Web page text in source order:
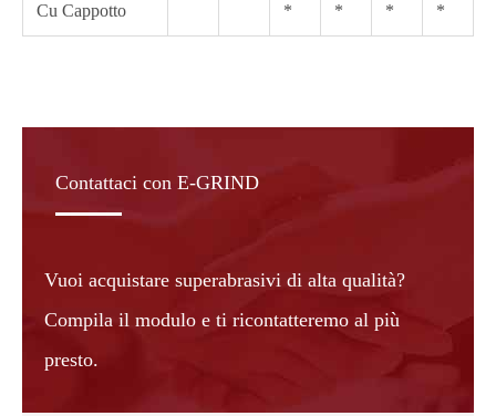
Cu Cappotto * * * *
Contattaci con E-GRIND
Vuoi acquistare superabrasivi di alta qualità?
Compila il modulo e ti ricontatteremo al più
presto.